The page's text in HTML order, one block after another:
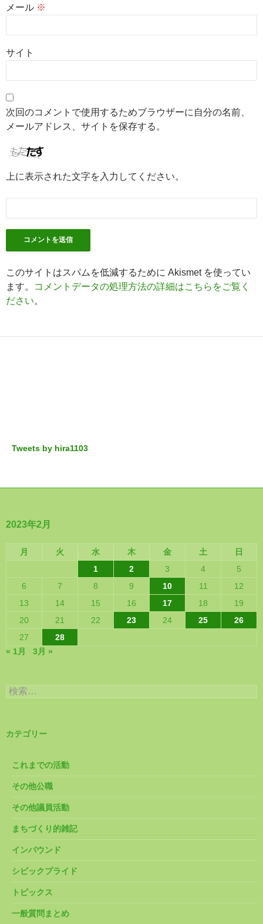
メール ※
サイト
次回のコメントで使用するためブラウザーに自分の名前、
メールアドレス、サイトを保存する。
上に表示された文字を入力してください。
このサイトはスパムを低減するために Akismet を使ってい
ます。
コメントデータの処理方法の詳細はこちらをご覧く
ださい。
Tweets by hira1103
2023年2月
月 火 水 木 金 土
日
1
2 3 4
5
6
7 8 9 10 11
12
13
14 15 16 17 18
19
20
21 22 23 24 25
26
27
28
« 1月
3月 »
検
索:
カテゴリー
これまでの活動
その他公職
その他議員活動
まちづくり的雑記
インバウンド
シビックプライド
トピックス
一般質問まとめ